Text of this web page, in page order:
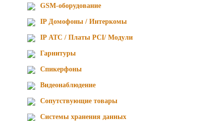
GSM-оборудование
IP Домофоны / Интеркомы
IP АТС / Платы PCI/ Модули
Гарнитуры
Спикерфоны
Видеонаблюдение
Сопутствующие товары
Cистемы хранения данных